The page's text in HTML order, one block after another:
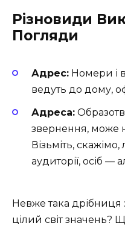
Різновиди
Погляди
Адрес: Номери і
ведуть до дому,
Адреса:
звернення, може
Візьміть,
аудиторії, осіб —
Невже така дрібниця
цілий світ значень?